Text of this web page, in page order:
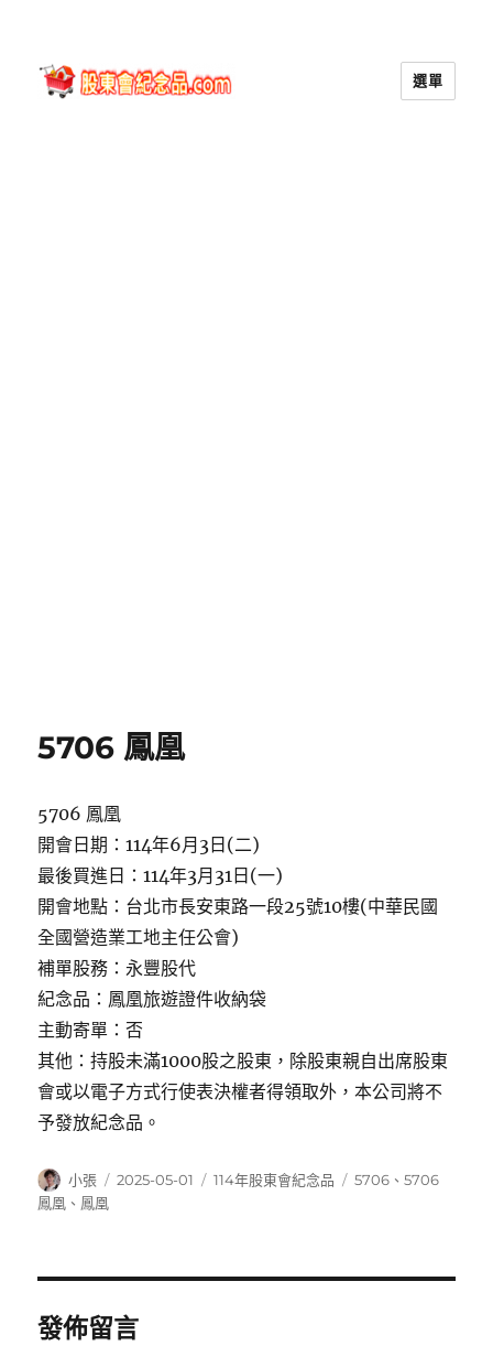
選單
5706 鳳凰
5706 鳳凰
開會日期：114年6月3日(二)
最後買進日：114年3月31日(一)
開會地點：台北市長安東路一段25號10樓(中華民國
全國營造業工地主任公會)
補單股務：永豐股代
紀念品：鳳凰旅遊證件收納袋
主動寄單：否
其他：持股未滿1000股之股東，除股東親自出席股東
會或以電子方式行使表決權者得領取外，本公司將不
予發放紀念品。
作
者
小張
發
2025-05-01
分
114年股東會紀念品
標
5706 、5706
鳳凰 、 鳳凰
發佈留言